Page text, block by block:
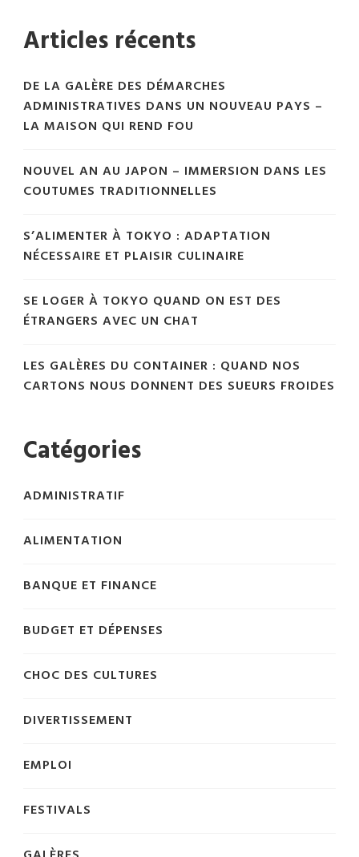
Articles récents
DE LA GALÈRE DES DÉMARCHES
ADMINISTRATIVES DANS UN NOUVEAU PAYS –
LA MAISON QUI REND FOU
NOUVEL AN AU JAPON – IMMERSION DANS LES
COUTUMES TRADITIONNELLES
S’ALIMENTER À TOKYO : ADAPTATION
NÉCESSAIRE ET PLAISIR CULINAIRE
SE LOGER À TOKYO QUAND ON EST DES
ÉTRANGERS AVEC UN CHAT
LES GALÈRES DU CONTAINER : QUAND NOS
CARTONS NOUS DONNENT DES SUEURS FROIDES
Catégories
ADMINISTRATIF
ALIMENTATION
BANQUE ET FINANCE
BUDGET ET DÉPENSES
CHOC DES CULTURES
DIVERTISSEMENT
EMPLOI
FESTIVALS